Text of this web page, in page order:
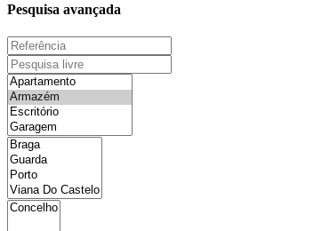
Pesquisa avançada